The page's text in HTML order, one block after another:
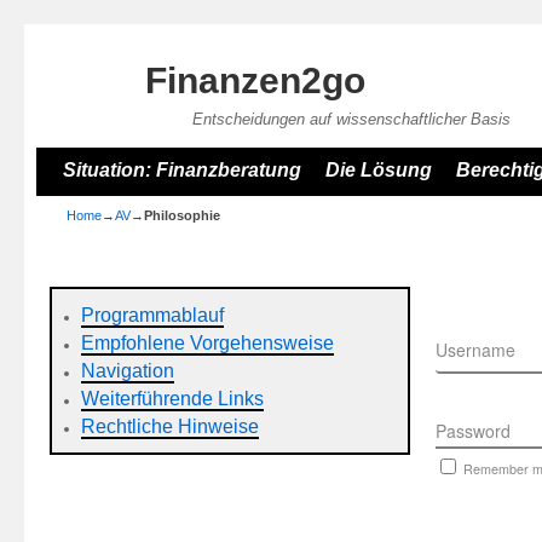
Finanzen2go
Entscheidungen auf wissenschaftlicher Basis
Situation: Finanzberatung Die Lösung
Home→AV→Philosophie
Programmablauf
Empfohlene Vorgehensweise
Navigation
Weiterführende Links
Rechtliche Hinweise
Username
Password
Remember